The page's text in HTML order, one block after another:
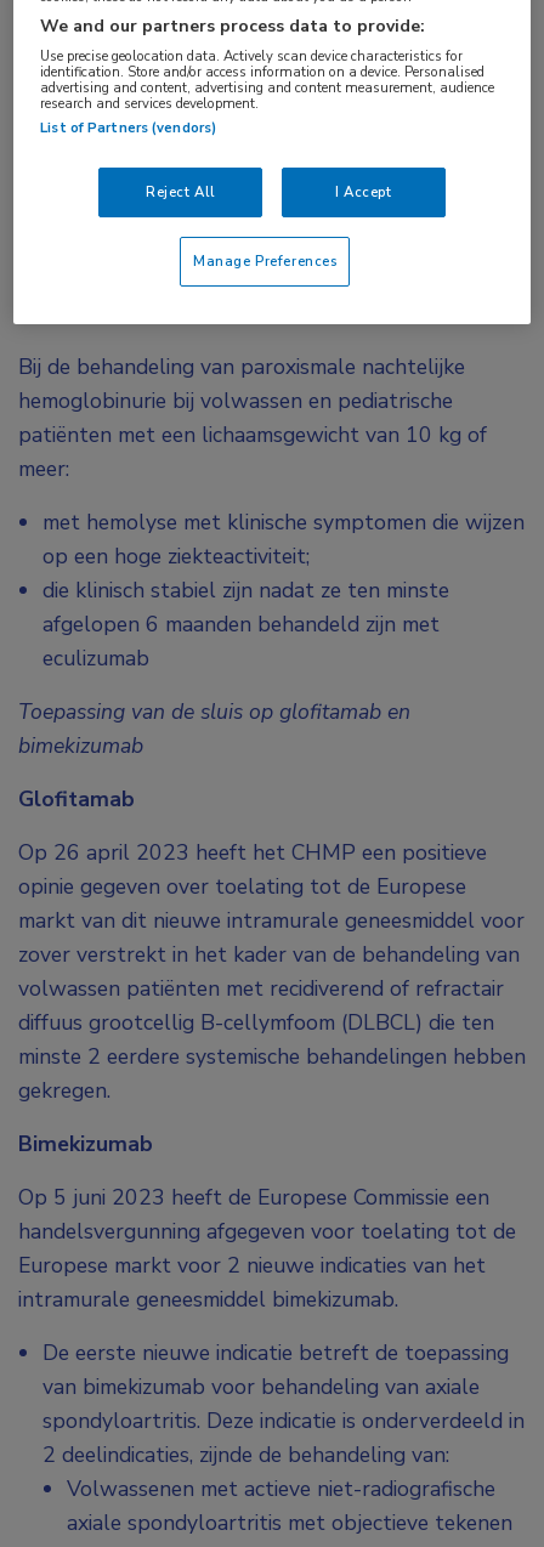
In de Staatscourant is gepubliceerd over de
en toepassing van de sluis op glofitamab en
bimekizumab.
Betreffende de opheffing van de sluis voor
Bij de behandeling van paroxismale nachtelijke
hemoglobinurie bij volwassen en pediatrische
patiënten met een lichaamsgewicht van 10 kg of
meer:
met hemolyse met klinische symptomen die wijzen
op een hoge ziekteactiviteit;
die klinisch stabiel zijn nadat ze ten minste
afgelopen 6 maanden behandeld zijn met
eculizumab
Toepassing van de sluis op glofitamab en
bimekizumab
Glofitamab
Op 26 april 2023 heeft het CHMP een positieve
opinie gegeven over toelating tot de Europese
markt van dit nieuwe intramurale geneesmiddel voor
zover verstrekt in het kader van de behandeling van
volwassen patiënten met recidiverend of refractair
diffuus grootcellig B-cellymfoom (DLBCL) die ten
minste 2 eerdere systemische behandelingen hebben
gekregen.
Bimekizumab
Op 5 juni 2023 heeft de Europese Commissie een
handelsvergunning afgegeven voor toelating tot de
Europese markt voor 2 nieuwe indicaties van het
intramurale geneesmiddel bimekizumab.
De eerste nieuwe indicatie betreft de toepassing
van bimekizumab voor behandeling van axiale
spondyloartritis. Deze indicatie is onderverdeeld in
2 deelindicaties, zijnde de behandeling van:
Volwassenen met actieve niet-radiografische
axiale spondyloartritis met objectieve tekenen
axSpA,bimekizumab,DLBCL,glofitamab,nr-axSpA
ravulizumab
We and our partners process data to provide:
Use precise geolocation data. Actively scan device characteristics for
identification. Store and/or access information on a device. Personalised
advertising and content, advertising and content measurement, audience
research and services development.
List of Partners (vendors)
Reject All I Accept
Manage Preferences